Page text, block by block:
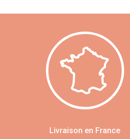
Livraison en France